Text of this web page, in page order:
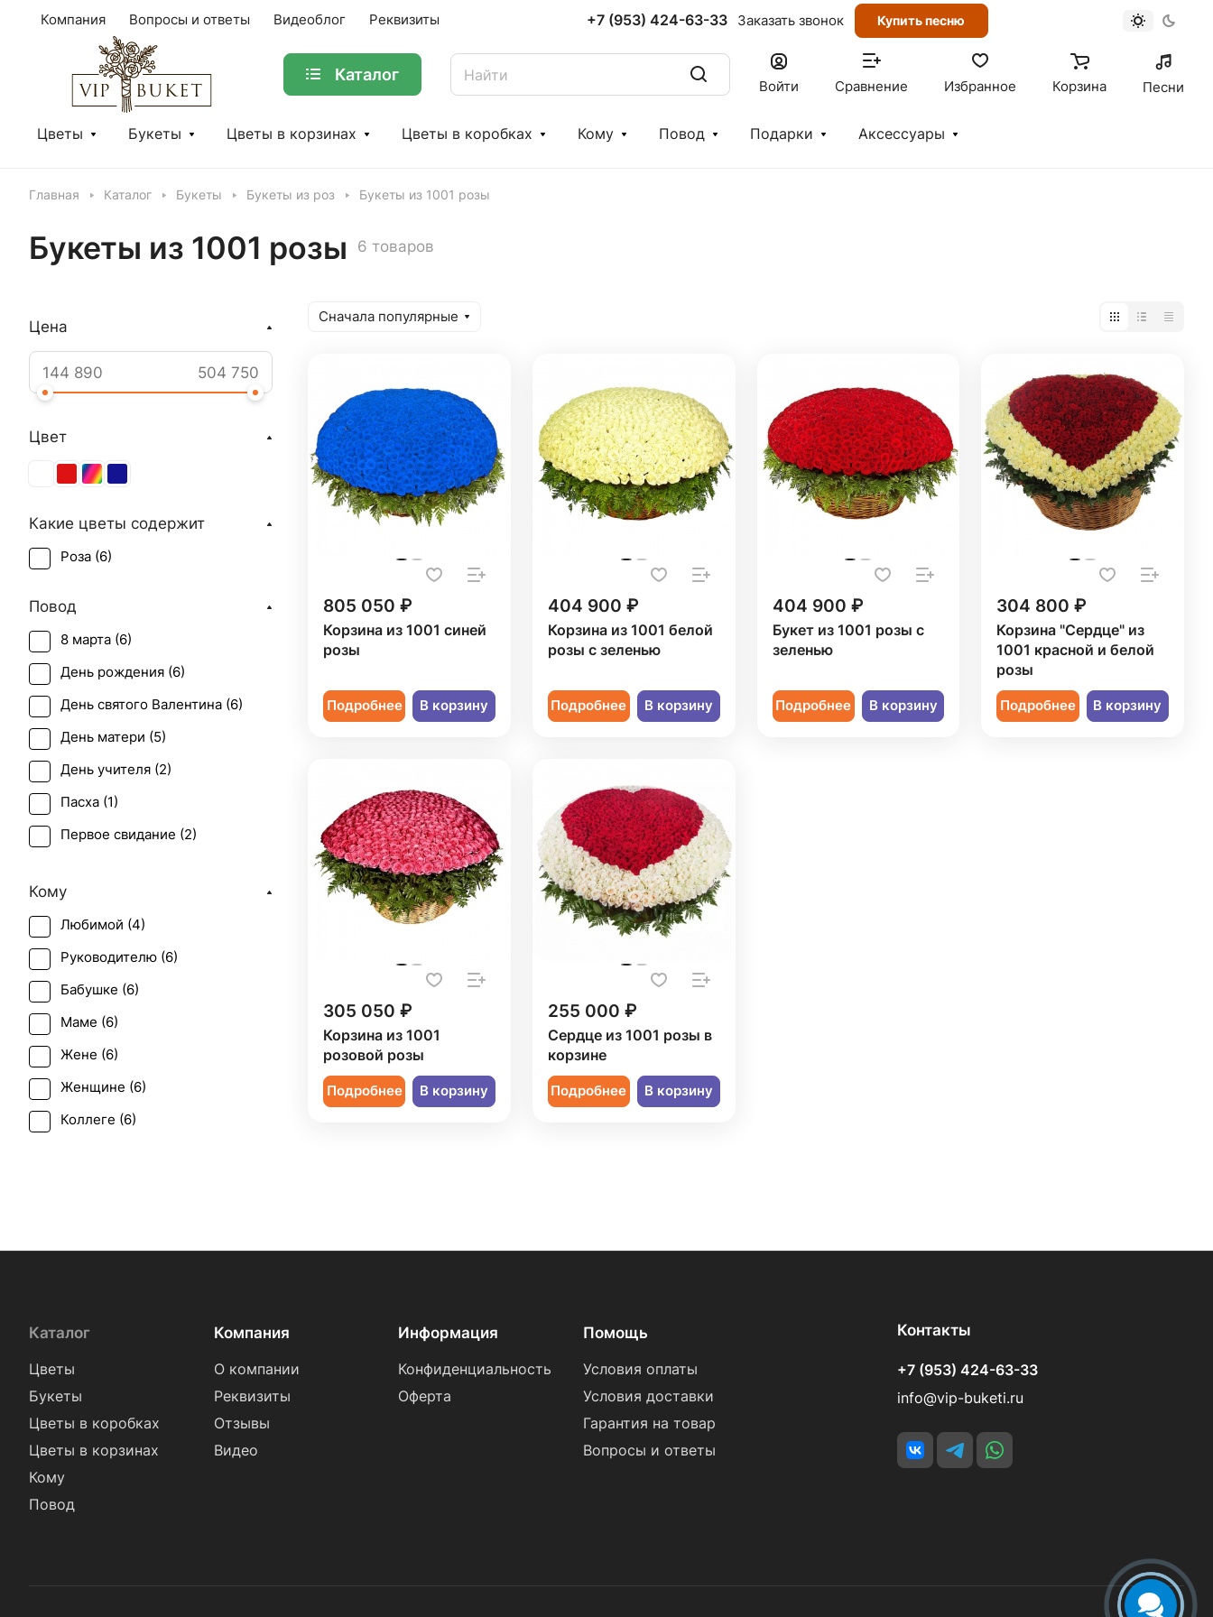
Компания Вопросы и ответы Видеоблог Реквизиты +7 (953) 424-63-33 Заказать звонок Купить песню
Каталог
Войти Сравнение Избранное Корзина Песни
Цветы Букеты Цветы в корзинах Цветы в коробках Кому Повод Подарки Аксессуары
Главная Каталог Букеты Букеты из роз Букеты из 1001 розы
Букеты из 1001 розы 6 товаров
Сначала популярные
805 050 ₽
Корзина из 1001 синей
розы
Подробнее В корзину
404 900 ₽
Корзина из 1001 белой
розы с зеленью
Подробнее В корзину
404 900 ₽
Букет из 1001 розы с
зеленью
Подробнее В корзину
304 800 ₽
Корзина "Сердце" из
1001 красной и белой
розы
Подробнее В корзину
305 050 ₽
Корзина из 1001
розовой розы
Подробнее В корзину
255 000 ₽
Сердце из 1001 розы в
корзине
Подробнее В корзину
Цена
Цвет
Какие цветы содержит
Роза (6)
Повод
8 марта (6)
День рождения (6)
День святого Валентина (6)
День матери (5)
День учителя (2)
Пасха (1)
Первое свидание (2)
Татьянин день (
Юбилей ( 6)
Кому
Любимой (4)
Руководителю (6)
Бабушке (6)
Маме (6)
Жене (6)
Женщине (6)
Коллеге (6)
Каталог
Цветы
Букеты
Цветы в коробках
Цветы в корзинах
Кому
Повод
Компания
О компании
Реквизиты
Отзывы
Видео
Информация
Конфиденциальность
Оферта
Помощь
Условия оплаты
Условия доставки
Гарантия на товар
Вопросы и ответы
Контакты
+7 (953) 424-63-33
info@vip-buketi.ru